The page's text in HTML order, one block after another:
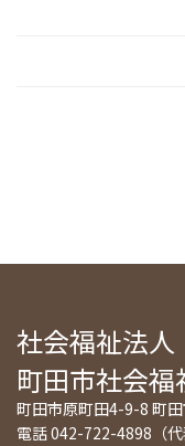
社会福祉法人
町田市社会福
町田市原町田4-9-8 町
電話 042-722-4898（